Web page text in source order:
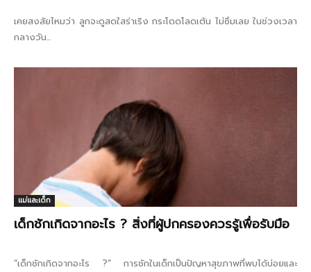
เคยสงสัยไหมว่า ลูกจะดูสดใสร่าเริง กระโดดโลดเต้น ไม่ซึมเลย ในช่วงเวลา
กลางวัน...
แม่และเด็ก
เด็กชักเกิดจากอะไร ? สิ่งที่ผู้ปกครองควรรู้เพื่อรับมือ
“เด็กชักเกิดจากอะไร ?” การชักในเด็กเป็นปัญหาสุขภาพที่พบได้บ่อยและ